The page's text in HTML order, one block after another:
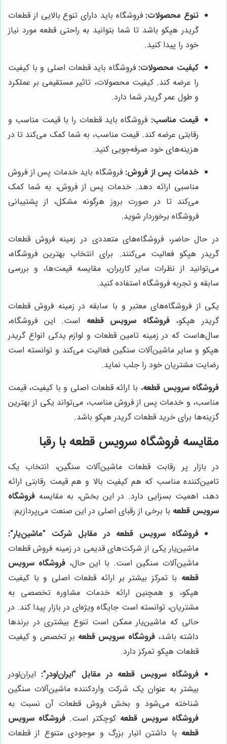
تنوع محصولات: فروشگاه باید دارای تنوع بالایی از قطعات
گریدر هپکو باشد تا شما بتوانید به راحتی قطعه مورد نیاز
خود را پیدا کنید.
کیفیت محصولات: فروشگاه باید قطعات اصلی و با کیفیت
را عرضه کند. کیفیت محصولات، تاثیر مستقیمی بر عملکرد
و طول عمر گریدر شما دارد.
قیمت مناسب: فروشگاه باید قطعات را با قیمت مناسب و
رقابتی عرضه کند. قیمت مناسب، به شما کمک می‌کند تا در
هزینه‌های خود صرفه‌جویی کنید.
خدمات پس از فروش: فروشگاه باید خدمات پس از فروش
مناسبی ارائه دهد. خدمات پس از فروش، به شما کمک
می‌کند تا در صورت بروز هرگونه مشکل، از پشتیبانی
فروشگاه برخوردار شوید.
در حال حاضر، فروشگاه‌های متعددی در زمینه فروش قطعات
گریدر هپکو فعالیت می‌کنند. برای انتخاب بهترین فروشگاه،
می‌توانید از نظرات سایر کاربران، مقایسه قیمت‌ها، و بررسی
سابقه و تجربه فروشگاه استفاده کنید.
یکی از فروشگاه‌های معتبر و با سابقه در زمینه فروش قطعات
گریدر هپکو،فروشگاه سرویس قطعه است. این فروشگاه،
سال‌هاست که در زمینه تامین قطعات و لوازم یدکی انواع گریدر
هپکو و سایر ماشین‌آلات سنگین فعالیت می‌کند و توانسته است
رضایت مشتریان خود را جلب نماید.
فروشگاه سرویس قطعه، با ارائه قطعات اصلی و با کیفیت، قیمت
مناسب، و خدمات پس از فروش مناسب، می‌تواند یکی از بهترین
گزینه‌ها برای خرید قطعات گریدر هپکو باشد.
مقایسه فروشگاه سرویس قطعه با رقبا
در بازار پر رقابت قطعات ماشین‌آلات سنگین، انتخاب یک
تامین‌کننده مناسب که هم کیفیت بالا و هم قیمت رقابتی ارائه
دهد، اهمیت بسزایی دارد. در این بخش، به مقایسه فروشگاه
سرویس قطعه با برخی از رقبای اصلی در این صنعت می‌پردازیم:
فروشگاه سرویس قطعه در مقابل شرکت "ماشین‌یار":
ماشین‌یار یکی از شرکت‌های قدیمی در زمینه فروش قطعات
ماشین‌آلات سنگین است. با این حال، فروشگاه سرویس
قطعه با تمرکز بیشتر بر ارائه قطعات اصلی و با کیفیت
هپکو، و همچنین ارائه خدمات مشاوره تخصصی به
مشتریان، توانسته است جایگاه ویژه‌ای در بازار پیدا کند. در
حالی که ماشین‌یار ممکن است تنوع بیشتری در برندها
داشته باشد،فروشگاه سرویس قطعه بر تخصص و کیفیت
قطعات هپکو تمرکز دارد.
فروشگاه سرویس قطعه در مقابل "ایران‌لودر": ایران‌لودر
بیشتر به عنوان یک شرکت واردکننده ماشین‌آلات سنگین
شناخته می‌شود و بخش فروش قطعات آن نسبت به
فروشگاه سرویس قطعه کوچکتر است. فروشگاه سرویس
قطعه با داشتن انبار بزرگ و موجودی متنوع از قطعات